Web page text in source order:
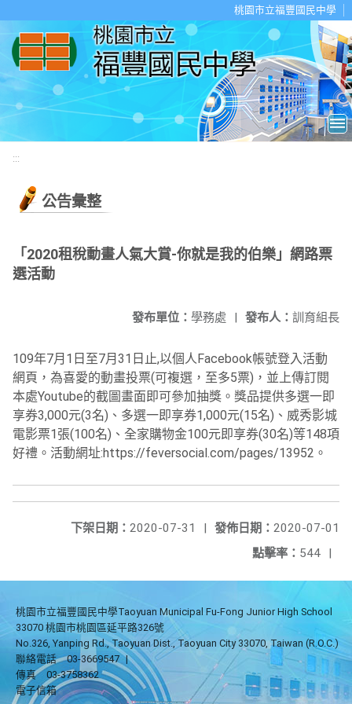
桃園市立福豐國民中學
:::
公告彙整
「2020租稅動畫人氣大賞-你就是我的伯樂」網路票
選活動
發布人： 訓育組長
發布單位： 學務處 |
109年7月1日至7月31日止,以個人Facebook帳號登入活動
網頁，為喜愛的動畫投票(可複選，至多5票)，並上傳訂閱
本處Youtube的截圖畫面即可參加抽獎。獎品提供多選一即
享券3,000元(3名)、多選一即享券1,000元(15名)、威秀影城
電影票1張(100名)、全家購物金100元即享券(30名)等148項
好禮。活動網址:https://feversocial.com/pages/13952。
發佈日期： 2020-07-01
下架日期： 2020-07-31
|
點擊率： 544 |
桃園市立福豐國民中學Taoyuan Municipal Fu-Fong Junior High School
33070 桃園市桃園區延平路326號
No.326, Yanping Rd., Taoyuan Dist., Taoyuan City 33070, Taiwan (R.O.C.)
聯絡電話
03-3669547 |
傳真
03-3758362
電子信箱